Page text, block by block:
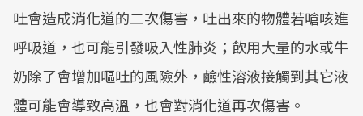
吐會造成消化道的二次傷害，吐出來的物體若嗆咳進
呼吸道，也可能引發吸入性肺炎；飲用大量的水或牛
奶除了會增加嘔吐的風險外，鹼性溶液接觸到其它液
體可能會導致高溫，也會對消化道再次傷害。